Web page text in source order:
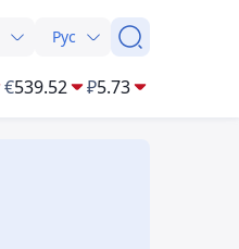
Рус
€539.52 ₽5.73